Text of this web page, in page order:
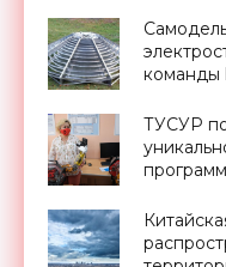
Форума
команды
ТУСУР